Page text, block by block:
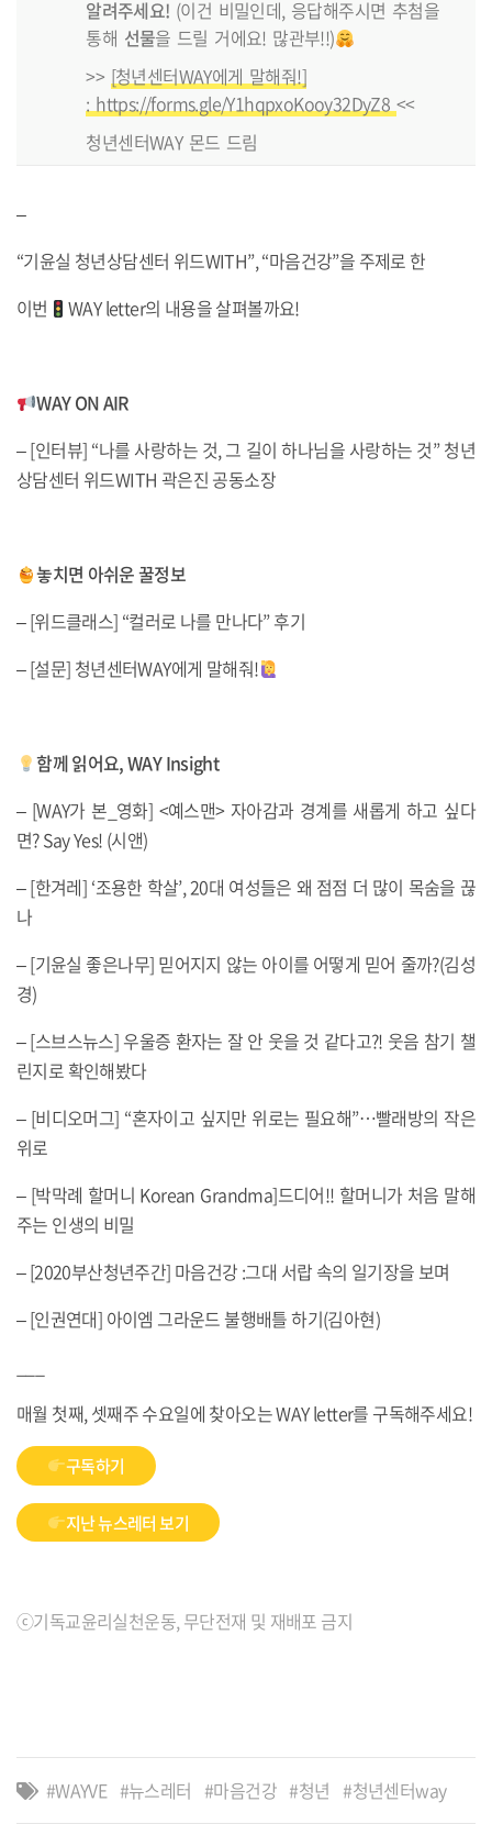
알려주세요! (이건 비밀인데, 응답해주시면 추첨을
통해 선물을 드릴 거에요! 많관부!!)
>> [청년센터WAY에게 말해줘!]
: https://forms.gle/Y1hqpxoKooy32DyZ8 <<
청년센터WAY 몬드 드림
–
“기윤실 청년상담센터 위드WITH”, “마음건강”을 주제로 한
이번
WAY letter의 내용을 살펴볼까요!
WAY ON AIR
– [인터뷰] “나를 사랑하는 것, 그 길이 하나님을 사랑하는 것” 청년
상담센터 위드WITH 곽은진 공동소장
놓치면 아쉬운 꿀정보
– [위드클래스] “컬러로 나를 만나다” 후기
– [설문] 청년센터WAY에게 말해줘!
함께 읽어요, WAY Insight
– [WAY가 본_영화] <예스맨> 자아감과 경계를 새롭게 하고 싶다
면? Say Yes! (시앤)
– [한겨레] ‘조용한 학살’, 20대 여성들은 왜 점점 더 많이 목숨을 끊
나
– [기윤실 좋은나무] 믿어지지 않는 아이를 어떻게 믿어 줄까?(김성
경)
– [스브스뉴스] 우울증 환자는 잘 안 웃을 것 같다고?! 웃음 참기 챌
린지로 확인해봤다
– [비디오머그] “혼자이고 싶지만 위로는 필요해”…빨래방의 작은
위로
– [박막례 할머니 Korean Grandma]드디어!! 할머니가 처음 말해
주는 인생의 비밀
– [2020부산청년주간] 마음건강 :그대 서랍 속의 일기장을 보며
– [인권연대] 아이엠 그라운드 불행배틀 하기(김아현)
매월 첫째, 셋째주 수요일에 찾아오는 WAY letter를 구독해주세요!
구독하기
지난 뉴스레터 보기
ⓒ기독교윤리실천운동, 무단전재 및 재배포 금지
WAYVE 뉴스레터 마음건강 청년 청년센터way